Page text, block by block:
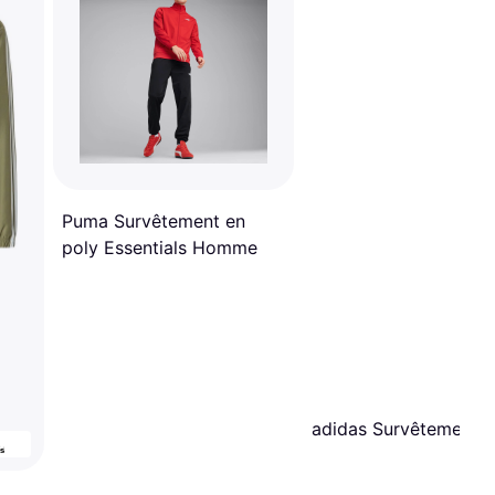
Puma Survêtement en
poly Essentials Homme
adidas Survêtement